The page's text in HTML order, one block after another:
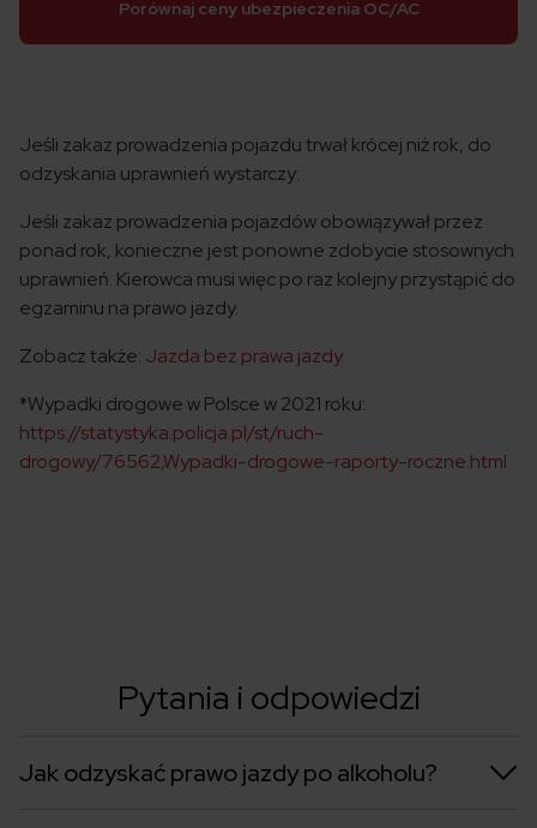
Porównaj ceny ubezpieczenia OC/AC
Jeśli zakaz prowadzenia pojazdu trwał krócej niż rok, do
odzyskania uprawnień wystarczy:
Jeśli zakaz prowadzenia pojazdów obowiązywał przez
ponad rok, konieczne jest ponowne zdobycie stosownych
uprawnień. Kierowca musi więc po raz kolejny przystąpić do
egzaminu na prawo jazdy.
Zobacz także: Jazda bez prawa jazdy
*Wypadki drogowe w Polsce w 2021 roku:
https://statystyka.policja.pl/st/ruch-
drogowy/76562,Wypadki-drogowe-raporty-roczne.html
Pytania i odpowiedzi
Jak odzyskać prawo jazdy po alkoholu?